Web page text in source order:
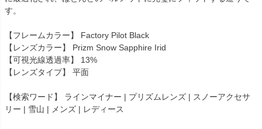
す。
【フレームカラー】 Factory Pilot Black
【レンズカラー】 Prizm Snow Sapphire Irid
【可視光線透過率】 13%
【レンズタイプ】 平面
【検索ワード】 ラインマイナー | プリズムレンズ | スノーアクセサ
リー | 雪山 | メンズ | レディース